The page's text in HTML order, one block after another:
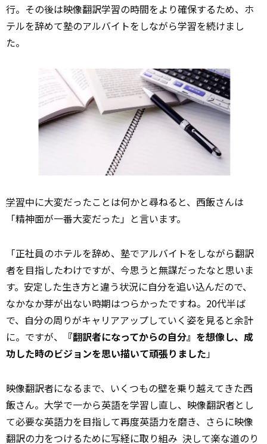
行。その後は映像翻訳学習の時間をより確保するため、ホ
テルを辞めて塾のアルバイトをしながら学習を続けまし
た。
学習中に大変だったことは何かと尋ねると、西飯さんは
「精神面が一番大変だった」と言います。
「正社員のホテルを辞め、塾でアルバイトをしながら翻訳
者を目指したわけですが、今思うと無謀だったなと思いま
す。安定した生き方と違う状況に自分を追い込んだので、
なかなか芽が出ない時期はつらかったですね。20代半ば
で、自分の周りがキャリアアップしていく姿を見ると余計
に。ですが、
『翻訳者になってからの自分』を想像し、成
功した時のビジョンを思い描いて頑張りました」
映像翻訳者になるまで、いくつもの壁を乗り越えてきた西
飯さん。大学で一から英語を学習し直し、映像翻訳者とし
て必要な英語力を目指して再度英語力を磨き、さらに映像
翻訳の力をつけるために写経に取り組み ―― 決して楽な道のり